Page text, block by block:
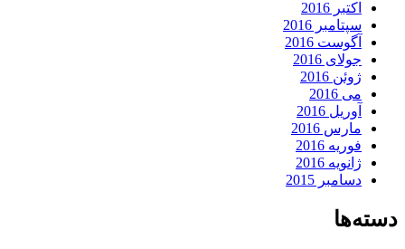
اکتبر 2016
سپتامبر 2016
آگوست 2016
جولای 2016
ژوئن 2016
می 2016
آوریل 2016
مارس 2016
فوریه 2016
ژانویه 2016
دسامبر 2015
دسته‌ها